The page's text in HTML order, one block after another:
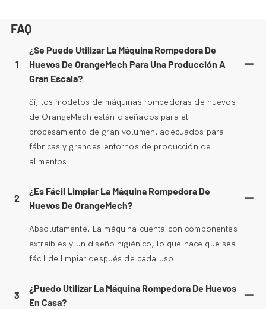
FAQ
1
¿Se Puede Utilizar La Máquina Rompedora De
Huevos De OrangeMech Para Una Producción A
Gran Escala?
Sí, los modelos de máquinas rompedoras de huevos
de OrangeMech están diseñados para el
procesamiento de gran volumen, adecuados para
fábricas y grandes entornos de producción de
alimentos.
2
¿Es Fácil Limpiar La Máquina Rompedora De
Huevos De OrangeMech?
Absolutamente. La máquina cuenta con componentes
extraíbles y un diseño higiénico, lo que hace que sea
fácil de limpiar después de cada uso.
3
¿Puedo Utilizar La Máquina Rompedora De Huevos
En Casa?